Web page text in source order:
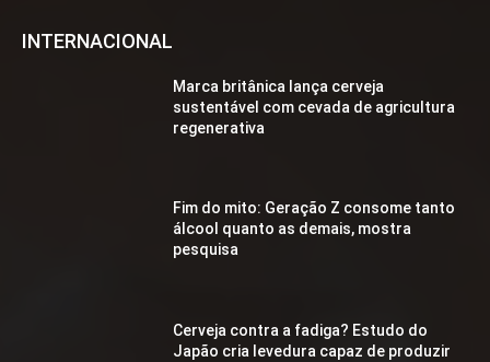
INTERNACIONAL
Marca britânica lança cerveja
sustentável com cevada de agricultura
regenerativa
Fim do mito: Geração Z consome tanto
álcool quanto as demais, mostra
pesquisa
Cerveja contra a fadiga? Estudo do
Japão cria levedura capaz de produzir